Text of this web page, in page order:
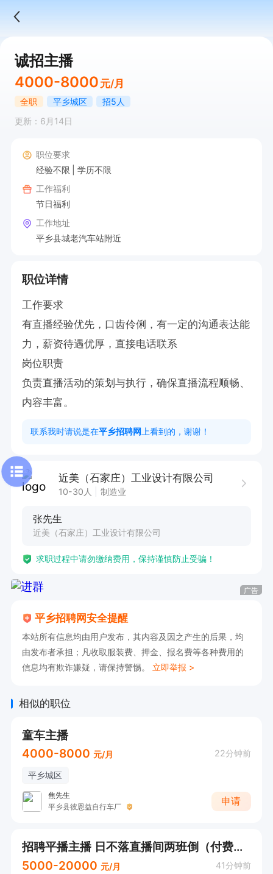
诚招主播
4000-8000 元/月
全职 平乡城区
招5人
更新：6月14日
职位要求
经验不限
学历不限
工作福利
节日福利
工作地址
平乡县城老汽车站附近
职位详情
工作要求
有直播经验优先，口齿伶俐，有一定的沟通表达能
力，薪资待遇优厚，直接电话联系
岗位职责
负责直播活动的策划与执行，确保直播流程顺畅、
内容丰富。
联系我时请说是在平乡招聘网 上看到的，谢谢！
近美（石家庄）工业设计有限公司
10-30人 制造业
张先生
近美（石家庄）工业设计有限公司
求职过程中请勿缴纳费用，保持谨慎防止受骗！
广告
平乡招聘网安全提醒
本站所有信息均由用户发布，其内容及因之产生的后果，均
由发布者承担；凡收取服装费、押金、报名费等各种费用的
信息均有欺诈嫌疑，请保持警惕。 立即举报 >
相似的职位
童车主播
4000-8000 元/月 22分钟前
平乡城区
焦先生
平乡县彼恩益自行车厂
申请
招聘平播主播 日不落直播间两班倒（付费直播间 要求承接转化）底薪加提成 月薪5-8千
5000-20000 元/月 41分钟前